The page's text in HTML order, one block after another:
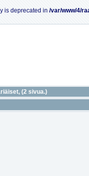
is deprecated in /var/www/4/
(2 sivua.)